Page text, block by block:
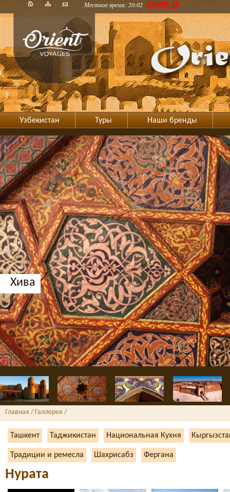
Местное время: 20:02 COVID-19
Узбекистан Туры Наши бренды
Хива
Главная / Галлерея /
Ташкент Таджикистан Национальная Кухня
Традиции и ремесла Шахрисабз Фергана
Нурата